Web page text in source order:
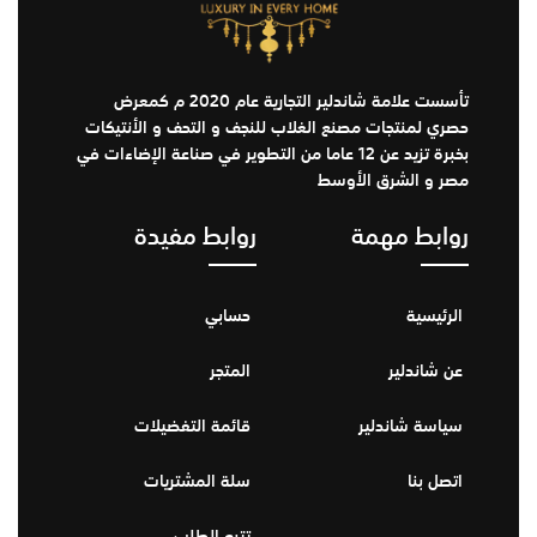
تأسست علامة شاندلير التجارية عام 2020 م كمعرض
حصري لمنتجات مصنع الغلاب للنجف و التحف و الأنتيكات
بخبرة تزيد عن 12 عاما من التطوير في صناعة الإضاءات في
مصر و الشرق الأوسط
روابط مهمة
الرئيسية
عن شاندلير
سياسة شاندلير
اتصل بنا
روابط مفيدة
حسابي
المتجر
قائمة التفضيلات
سلة المشتريات